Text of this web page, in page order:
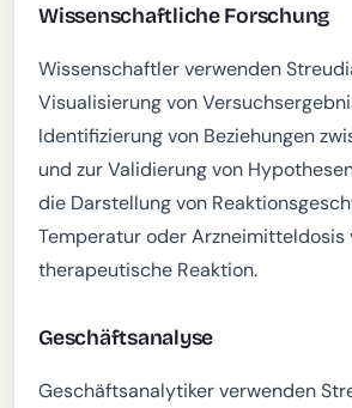
Wissenschaftliche Forschung
Wissenschaftler verwenden
Visualisierung von
Identifizierung von Beziehungen
und zur Validierung von
die Darstellung von
Temperatur oder Arzneimitteldosis
therapeutische Reaktion.
Geschäftsanalyse
Geschäftsanalytiker verwenden